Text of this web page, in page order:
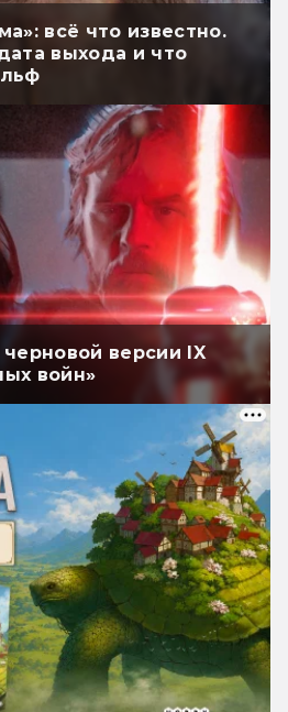
всё что известно.
выхода и что
версии IX
войн»